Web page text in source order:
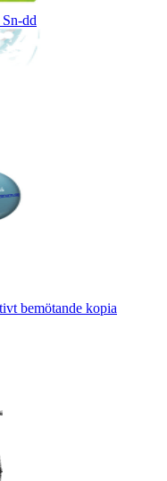
dd
bemötande kopia